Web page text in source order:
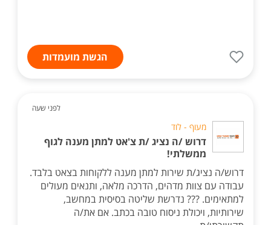
הגשת מועמדות
לפני שעה
מעוף - לוד
דרוש /ה נציג /ת צ'אט למתן מענה לגוף
ממשלתי!
דרוש/ה נציג/ת שירות למתן מענה ללקוחות בצאט בלבד.
עבודה עם צוות מדהים, הדרכה מלאה, ותנאים מעולים
למתאימים. ??? נדרשת שליטה בסיסית במחשב,
שירותיות, ויכולת ניסוח טובה בכתב. אם את/ה